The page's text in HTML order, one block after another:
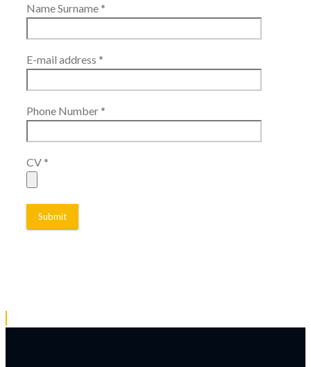
Name Surname *
E-mail address *
Phone Number *
CV *